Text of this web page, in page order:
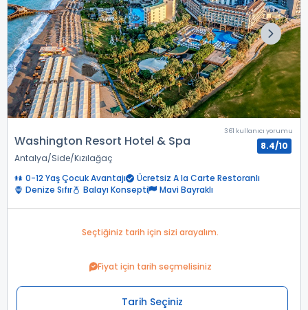
Washington Resort Hotel & Spa
Antalya Side Kızılağaç
361 kullanıcı yorumu
8.4/10
0-12 Yaş Çocuk Avantajı
Ücretsiz A la Carte Restoranlı
Denize Sıfır
Balayı Konsepti Mavi Bayraklı
Seçtiğiniz tarih için sizi arayalım.
Fiyat için tarih seçmelisiniz
Tarih Seçiniz